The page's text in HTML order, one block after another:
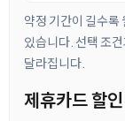
약정 기간이 길수록
있습니다. 선택 조
달라집니다.
제휴카드 할